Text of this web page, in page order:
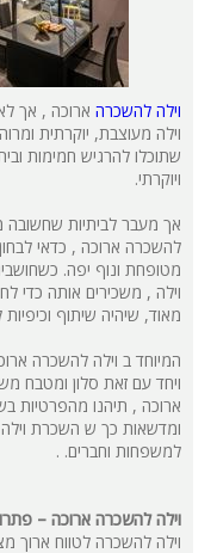
וילה להשכרה ארוכה , אך
וילה מעוצבת, יוקרתית
שתוכלו להרגיש חמימות
ויוקרתי.
אך מעבר לביתיות שחשובה
להשכרה ארוכה , כדאי
מטופחת ונוף יפה.
וילה , משכירים אותה כדי
מאוד, שיהיה שיתוף
המיוחד ב וילה להשכרה
ויחד עם זאת סלון ומטבח
ארוכה , תיהנו
ומדשאות כך ש השכרת
למשפחות וחברים. .
וילה להשכרה ארוכה –
וילה להשכרה לטווח ארוך